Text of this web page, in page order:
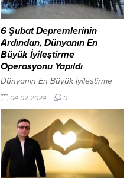
6 Şubat Depremlerinin
Ardından, Dünyanın En
Büyük İyileştirme
Operasyonu Yapıldı
Dünyanın En Büyük İyileştirme
Operasyonu İçişleri Bakanımız
Sayın Ali Yerlikaya, o zor anlarda
bir taraftan arama kurtarma
faaliyetleri sürerken diğer
yandan geçici barınma için
hummalı bir çalışmanın da
sürdüğünü ifade ederken
sözlerine şu şekilde devam etti:
04.02.2024 0